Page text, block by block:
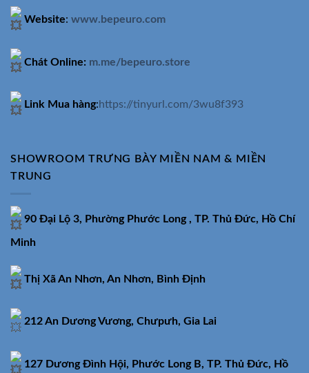
Website: www.bepeuro.com
Chát Online: m.me/bepeuro.store
Link Mua hàng:https://tinyurl.com/3wu8f393
SHOWROOM TRƯNG BÀY MIỀN NAM & MIỀN
TRUNG
90 Đại Lộ 3, Phường Phước Long , TP. Thủ Đức, Hồ Chí
Minh
Thị Xã An Nhơn, An Nhơn, Bình Định
212 An Dương Vương, Chưpưh, Gia Lai
127 Dương Đình Hội, Phước Long B, TP. Thủ Đức, Hồ